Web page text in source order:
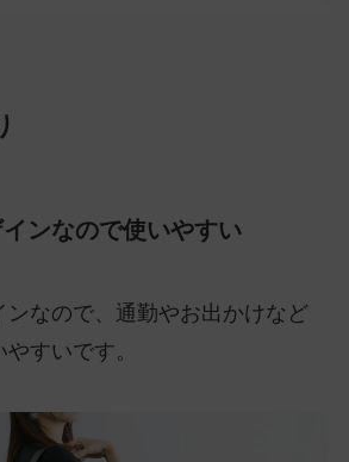
ンなので使いやすい
ンなので、通勤やお出かけなど
すいです。